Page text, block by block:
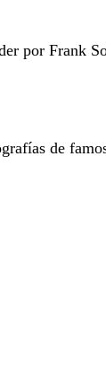
por Frank
de